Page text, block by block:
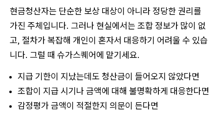
현금청산자는 단순한 보상 대상이 아니라 정당한 권리를
가진 주체입니다. 그러나 현실에서는 조합 정보가 많이 없
고, 절차가 복잡해 개인이 혼자서 대응하기 어려울 수 있습
니다. 그럴 때 슈가스퀘어에 맡기세요.
지급 기한이 지났는데도 청산금이 들어오지 않았다면
조합이 지급 시기나 금액에 대해 불명확하게 대응한다면
감정평가 금액이 적절한지 의문이 든다면